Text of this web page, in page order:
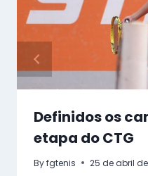
Definidos os
etapa do CTG
Byfgtenis 25 de abril